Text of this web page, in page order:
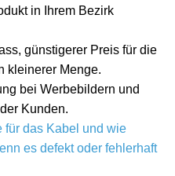
in Ihrem Bezirk
günstigerer Preis für die
kleinerer Menge.
bei Werbebildern und
Kunden.
für das Kabel und wie
es defekt oder fehlerhaft